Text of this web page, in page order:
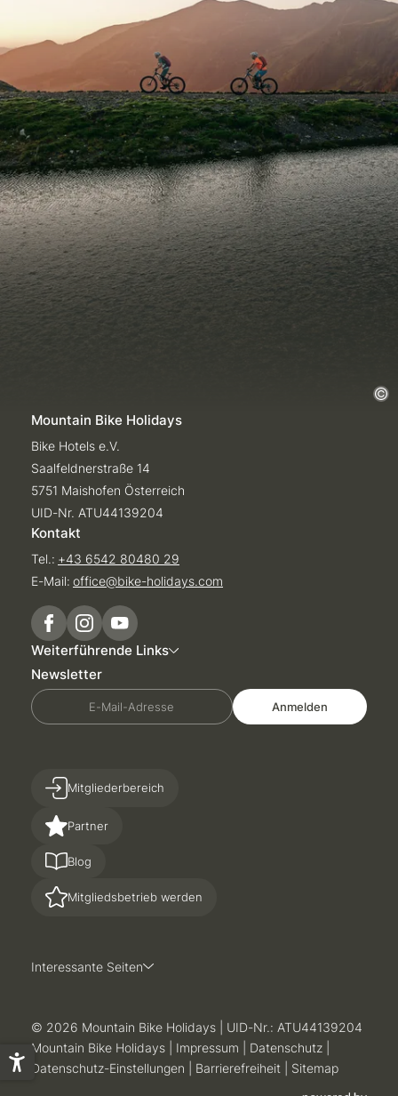
Mountain Bike Holidays
Bike Hotels e.V.
Saalfeldnerstraße 14
5751 Maishofen Österreich
UID-Nr. ATU44139204
Kontakt
Tel.: +43 6542 80480 29
E-Mail: office@bike-holidays.com
Weiterführende Links
Newsletter
E-Mail-Adresse Anmelden
Partner
Blog
Mitgliedsbetrieb werden
Mitgliederbereich
Interessante Seiten
© 2026 Mountain Bike Holidays
UID-Nr.: ATU44139204
Mountain Bike Holidays
Impressum Datenschutz
Datenschutz-Einstellungen
Barrierefreiheit Sitemap